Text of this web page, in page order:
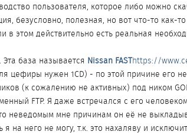
пользователя, которое либо можно
безусловно, полезная, но вот что-то как-
этом действительно есть реальная
база называется Nissan FASThttps://
цефиры нужен 1CD) - по этой причине его
(к сожалению не активных) под ником
FTP. Я даже встречался с его
неведомым мне причинам он её не
я на него не могу, т.к. это нахаляву и